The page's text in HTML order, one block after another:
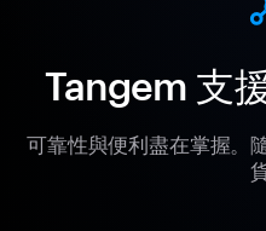
Tangem 支
可靠性與便利盡在掌握。